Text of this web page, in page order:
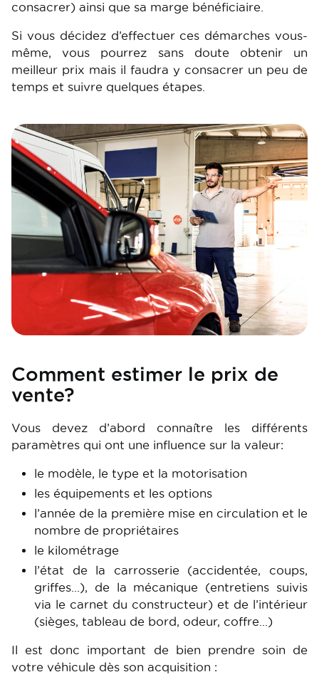
consacrer) ainsi que sa marge bénéficiaire.
Si vous décidez d’effectuer ces démarches vous-
même, vous pourrez sans doute obtenir un
meilleur prix mais il faudra y consacrer un peu de
temps et suivre quelques étapes.
Image
Comment estimer le prix de
vente?
Vous devez d’abord connaître les différents
paramètres qui ont une influence sur la valeur:
le modèle, le type et la motorisation
les équipements et les options
l’année de la première mise en circulation et le
nombre de propriétaires
le kilométrage
l’état de la carrosserie (accidentée, coups,
griffes…), de la mécanique (entretiens suivis
via le carnet du constructeur) et de l’intérieur
(sièges, tableau de bord, odeur, coffre…)
Il est donc important de bien prendre soin de
votre véhicule dès son acquisition :